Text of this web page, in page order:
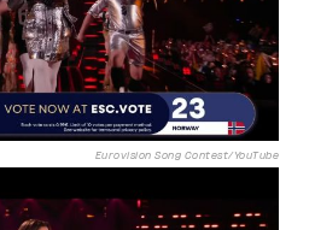
Eurovision Song Contest/YouTube